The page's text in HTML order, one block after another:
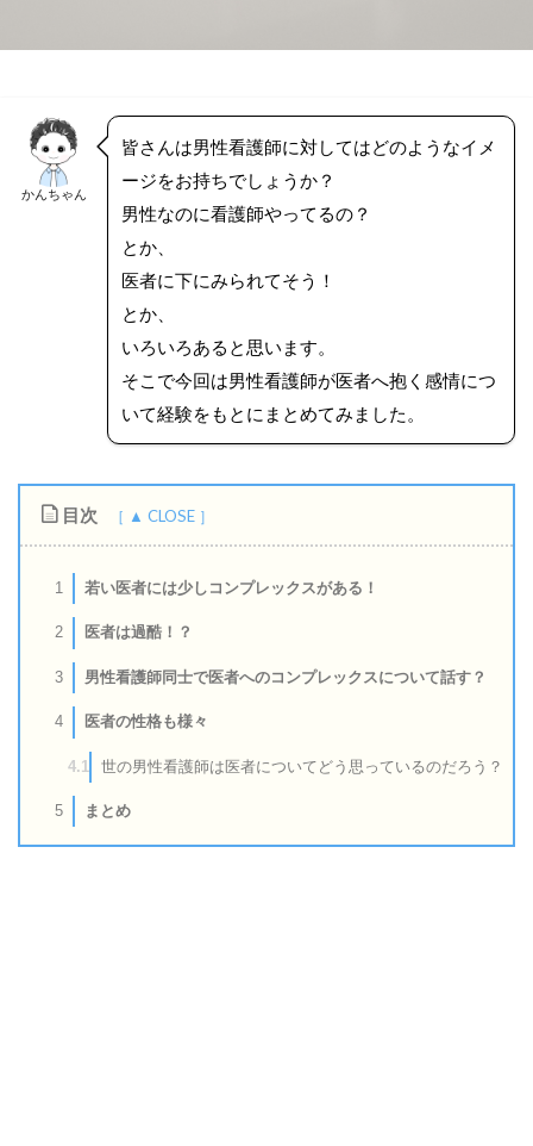
かんちゃん
皆さんは男性看護師に対してはどのようなイメ
ージをお持ちでしょうか？
男性なのに看護師やってるの？
とか、
医者に下にみられてそう！
とか、
いろいろあると思います。
そこで今回は男性看護師が医者へ抱く感情につ
いて経験をもとにまとめてみました。
目次
1 若い医者には少しコンプレックスがある！
2 医者は過酷！？
3 男性看護師同士で医者へのコンプレックスについて話す？
4 医者の性格も様々
4.1 世の男性看護師は医者についてどう思っているのだろう？
5 まとめ